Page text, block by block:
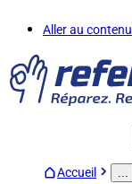
Aller au
Accueil